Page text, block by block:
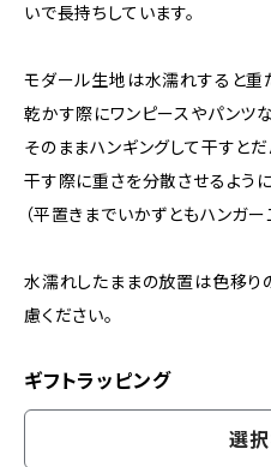
いで長持ちしています。
モダール生地は水濡れすると重
乾かす際にワンピースやパンツ
そのままハンギングして干すと
干す際に重さを分散させるよう
（平置きまでいかずともハンガ
水濡れしたままの放置は色移り
慮ください。
ギフトラッピング
選